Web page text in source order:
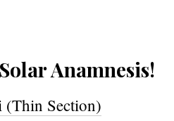
Anamnesis!
Section)